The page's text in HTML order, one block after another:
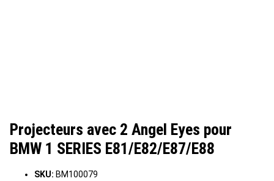
Projecteurs avec 2 Angel Eyes pour
BMW 1 SERIES E81/E82/E87/E88
SKU: BM100079